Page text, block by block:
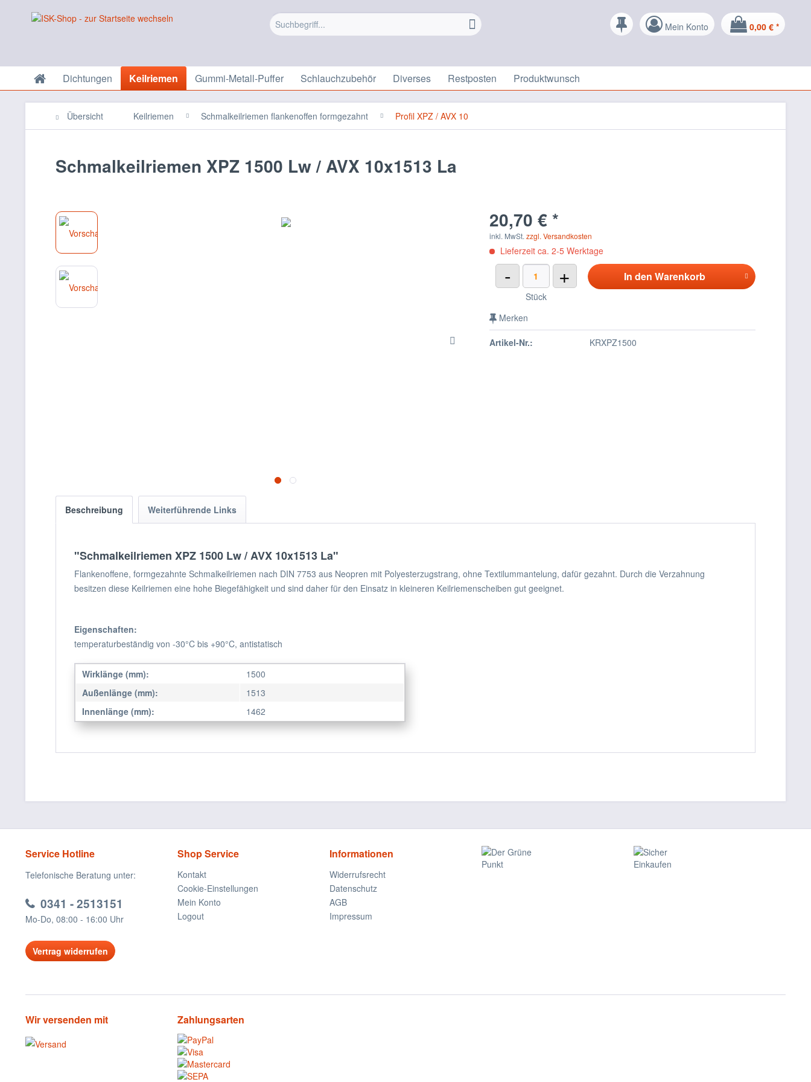
Mein Konto 0,00 € *
Dichtungen Keilriemen Gummi-Metall-Puffer Schlauchzubehör Diverses Restposten Produktwunsch
Übersicht Keilriemen Schmalkeilriemen flankenoffen formgezahnt Profil XPZ / AVX 10
Schmalkeilriemen XPZ 1500 Lw / AVX 10x1513 La
20,70 € *
inkl. MwSt.zzgl. Versandkosten
Lieferzeit ca. 2-5 Werktage
- +
Stück
In den Warenkorb
Merken
Artikel-Nr.: KRXPZ1500
Beschreibung Weiterführende Links
"Schmalkeilriemen XPZ 1500 Lw / AVX 10x1513 La"
Flankenoffene, formgezahnte Schmalkeilriemen nach DIN 7753 aus Neopren mit Polyesterzugstrang, ohne Textilummantelung, dafür gezahnt. Durch die Verzahnung
besitzen diese Keilriemen eine hohe Biegefähigkeit und sind daher für den Einsatz in kleineren Keilriemenscheiben gut geeignet.
Eigenschaften:
temperaturbeständig von -30°C bis +90°C, antistatisch
Wirklänge (mm):
1500
Außenlänge (mm):
1513
Innenlänge (mm):
1462
Service Hotline
Telefonische Beratung unter:
0341 - 2513151
Mo-Do, 08:00 - 16:00 Uhr
Vertrag widerrufen
Shop Service
Kontakt
Cookie-Einstellungen
Mein Konto
Logout
Informationen
Widerrufsrecht
Datenschutz
AGB
Impressum
Wir versenden mit Zahlungsarten